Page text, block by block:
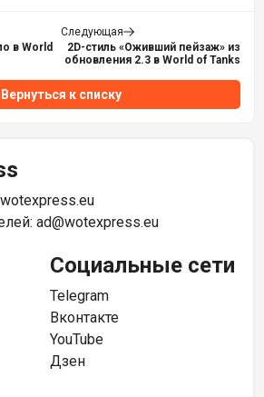
в World
Следующая
2D-стиль «Оживший пейзаж» из
обновления 2.3 в World of Tanks
Вернуться к списку
ad@wotexpress.eu
Социальные сети
Telegram
Вконтакте
YouTube
Дзен